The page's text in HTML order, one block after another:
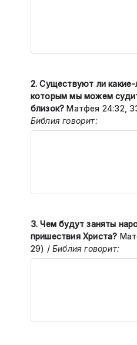
2. Существуют ли какие-
которым мы можем
близок?Матфея 24:32,
Библия говорит:
3. Чем будут заняты
пришествия Христа?
29) /Библия говорит: